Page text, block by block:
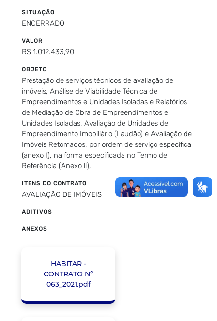
SITUAÇÃO
ENCERRADO
VALOR
R$ 1.012.433,90
OBJETO
Prestação de serviços técnicos de avaliação de
imóveis, Análise de Viabilidade Técnica de
Empreendimentos e Unidades Isoladas e Relatórios
de Mediação de Obra de Empreendimentos e
Unidades Isoladas, Avaliação de Unidades de
Empreendimento Imobiliário (Laudão) e Avaliação de
Imóveis Retomados, por ordem de serviço específica
(anexo I), na forma especificada no Termo de
Referência (Anexo ll),
ITENS DO CONTRATO
AVALIAÇÃO DE IMÓVEIS
ADITIVOS
ANEXOS
HABITAR -
CONTRATO N°
063_2021.pdf